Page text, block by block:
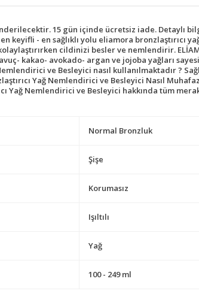
15 gün içinde ücretsiz iade. Detaylı
keyifli - en sağlıklı yolu eliamora bronzlaştırıcı
cildinizi besler ve nemlendirir.
kakao- avokado- argan ve jojoba yağları
ve Besleyici nasıl kullanılmaktadır ?
Yağ Nemlendirici ve Besleyici Nasıl
Yağ Nemlendirici ve Besleyici hakkında tüm
Normal Bronzluk
Şişe
Korumasız
Işıltılı
Yağ
100 - 249 ml